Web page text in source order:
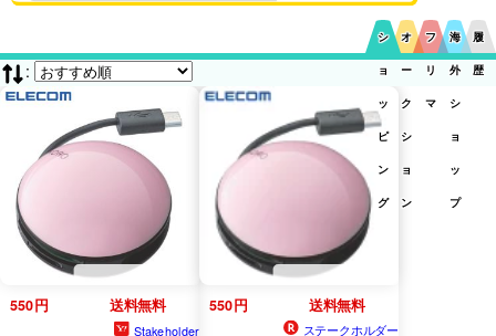
シ
ョ
ッ
ピ
ン
グ
オ
ー
ク
シ
ョ
ン
フ
リ
マ
海
外
シ
ョ
ッ
プ
履
歴
:
550円 送料無料
Stakeholder
550円 送料無料
ステークホルダー